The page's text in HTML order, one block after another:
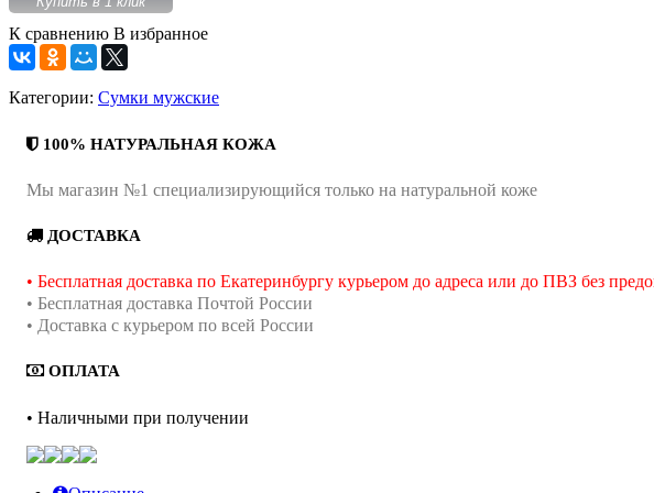
К сравнению В избранное
Категории: Сумки мужские
100% НАТУРАЛЬНАЯ КОЖА
Мы магазин №1 специализирующийся только на натуральной коже
ДОСТАВКА
• Бесплатная доставка по Екатеринбургу курьером до адреса или до ПВЗ без
• Бесплатная доставка Почтой России
• Доставка с курьером по всей России
ОПЛАТА
• Наличными при получении